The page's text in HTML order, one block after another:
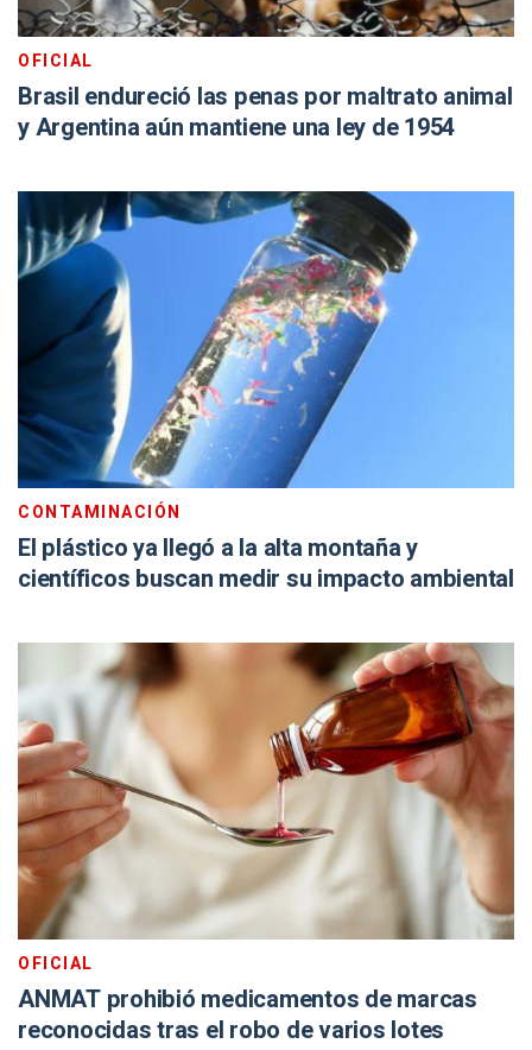
OFICIAL
Brasil endureció las penas por maltrato animal
y Argentina aún mantiene una ley de 1954
CONTAMINACIÓN
El plástico ya llegó a la alta montaña y
científicos buscan medir su impacto ambiental
OFICIAL
ANMAT prohibió medicamentos de marcas
reconocidas tras el robo de varios lotes